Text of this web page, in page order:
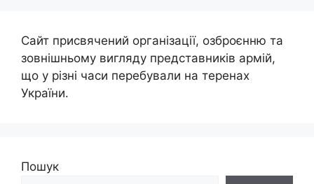
Сайт присвячений організації, озброєнню та
зовнішньому вигляду представників армій,
що у різні часи перебували на теренах
України.
Пошук